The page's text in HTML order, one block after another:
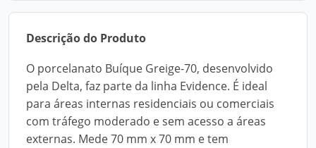
Descrição do Produto
O porcelanato Buíque Greige-70, desenvolvido
pela Delta, faz parte da linha Evidence. É ideal
para áreas internas residenciais ou comerciais
com tráfego moderado e sem acesso a áreas
externas. Mede 70 mm x 70 mm e tem